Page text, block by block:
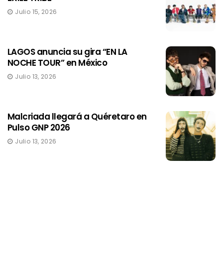
Julio 15, 2026
LAGOS anuncia su gira “EN LA
NOCHE TOUR” en México
Julio 13, 2026
Malcriada llegará a Quéretaro en
Pulso GNP 2026
Julio 13, 2026